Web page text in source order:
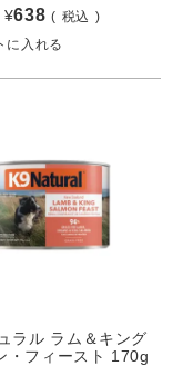
¥638
税込
に入れる
ラル ラム＆キング
・フィースト 170g